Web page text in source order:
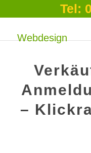
Tel:
–